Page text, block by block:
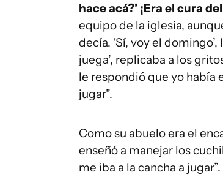
hace acá?’ ¡Era el cura
equipo de la iglesia,
decía. ‘Sí, voy el
juega’, replicaba a los
le respondió que yo había
jugar”.
Como su abuelo era el
enseñó a manejar los
me iba a la cancha a jugar”.